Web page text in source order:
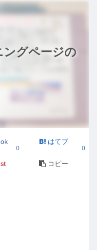
グページの
0
はてブ
0
コピー